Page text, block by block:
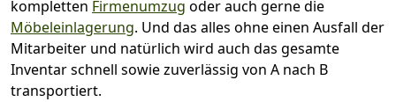
kompletten Firmenumzug oder auch gerne die
Möbeleinlagerung. Und das alles ohne einen Ausfall der
Mitarbeiter und natürlich wird auch das gesamte
Inventar schnell sowie zuverlässig von A nach B
transportiert.